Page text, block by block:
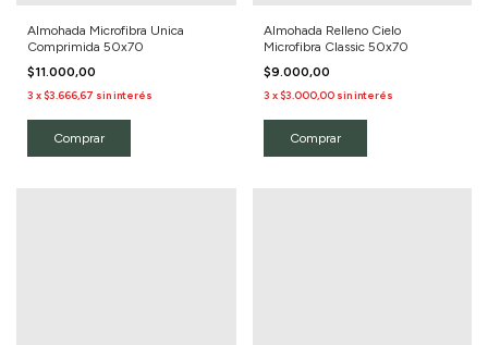
Almohada Microfibra Unica
Comprimida 50x70
$11.000,00
3 x$3.666,67 sin interés
Almohada Relleno Cielo
Microfibra Classic 50x70
$9.000,00
3 x$3.000,00 sin interés